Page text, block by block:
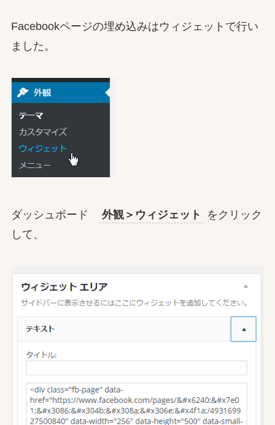
Facebookページの埋め込みはウィジェットで行い
ました。
ダッシュボード 外観＞ウィジェット
をクリック
して、